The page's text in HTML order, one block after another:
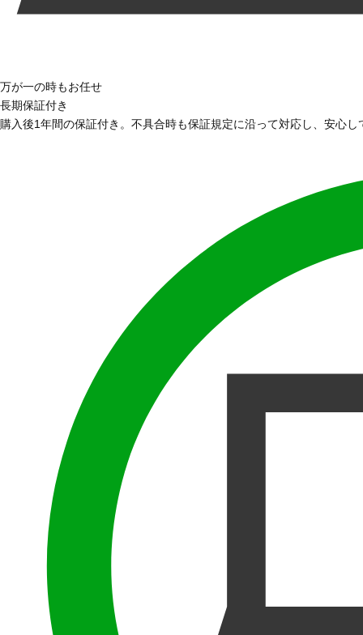
万が一の時もお任せ
長期保証付き
購入後1年間の保証付き。不具合時も保証規定に沿って対応し、安心